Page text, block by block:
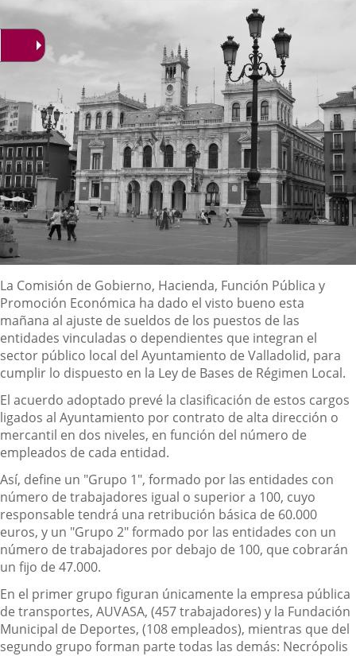
externa.externa.
noticia
Descripción
La Comisión de Gobierno, Hacienda, Función Pública y
Promoción Económica ha dado el visto bueno esta
mañana al ajuste de sueldos de los puestos de las
entidades vinculadas o dependientes que integran el
sector público local del Ayuntamiento de Valladolid, para
cumplir lo dispuesto en la Ley de Bases de Régimen Local.
El acuerdo adoptado prevé la clasificación de estos cargos
ligados al Ayuntamiento por contrato de alta dirección o
mercantil en dos niveles, en función del número de
empleados de cada entidad.
Así, define un "Grupo 1", formado por las entidades con
número de trabajadores igual o superior a 100, cuyo
responsable tendrá una retribución básica de 60.000
euros, y un "Grupo 2" formado por las entidades con un
número de trabajadores por debajo de 100, que cobrarán
un fijo de 47.000.
En el primer grupo figuran únicamente la empresa pública
de transportes, AUVASA, (457 trabajadores) y la Fundación
Municipal de Deportes, (108 empleados), mientras que del
segundo grupo forman parte todas las demás: Necrópolis